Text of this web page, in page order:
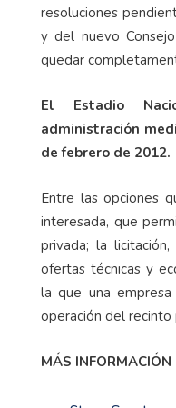
resoluciones
y del nuevo
quedar
El Estadio
administración
de febrero de 2012.
Entre las opciones
interesada, que
privada; la
ofertas técnicas y
la que una
operación del
MÁS INFORMACIÓN